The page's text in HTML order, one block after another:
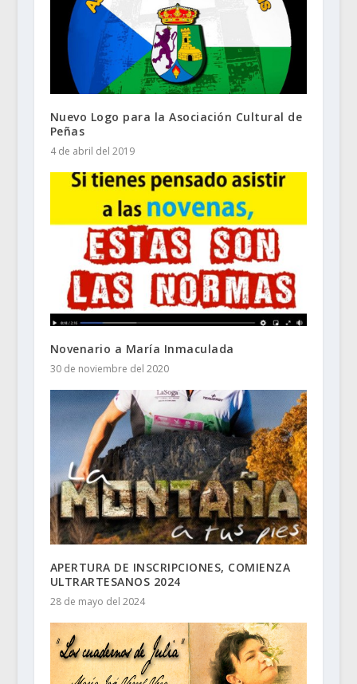
Nuevo Logo para la Asociación Cultural de
Peñas
4 de abril del 2019
Novenario a María Inmaculada
30 de noviembre del 2020
APERTURA DE INSCRIPCIONES, COMIENZA
ULTRARTESANOS 2024
28 de mayo del 2024